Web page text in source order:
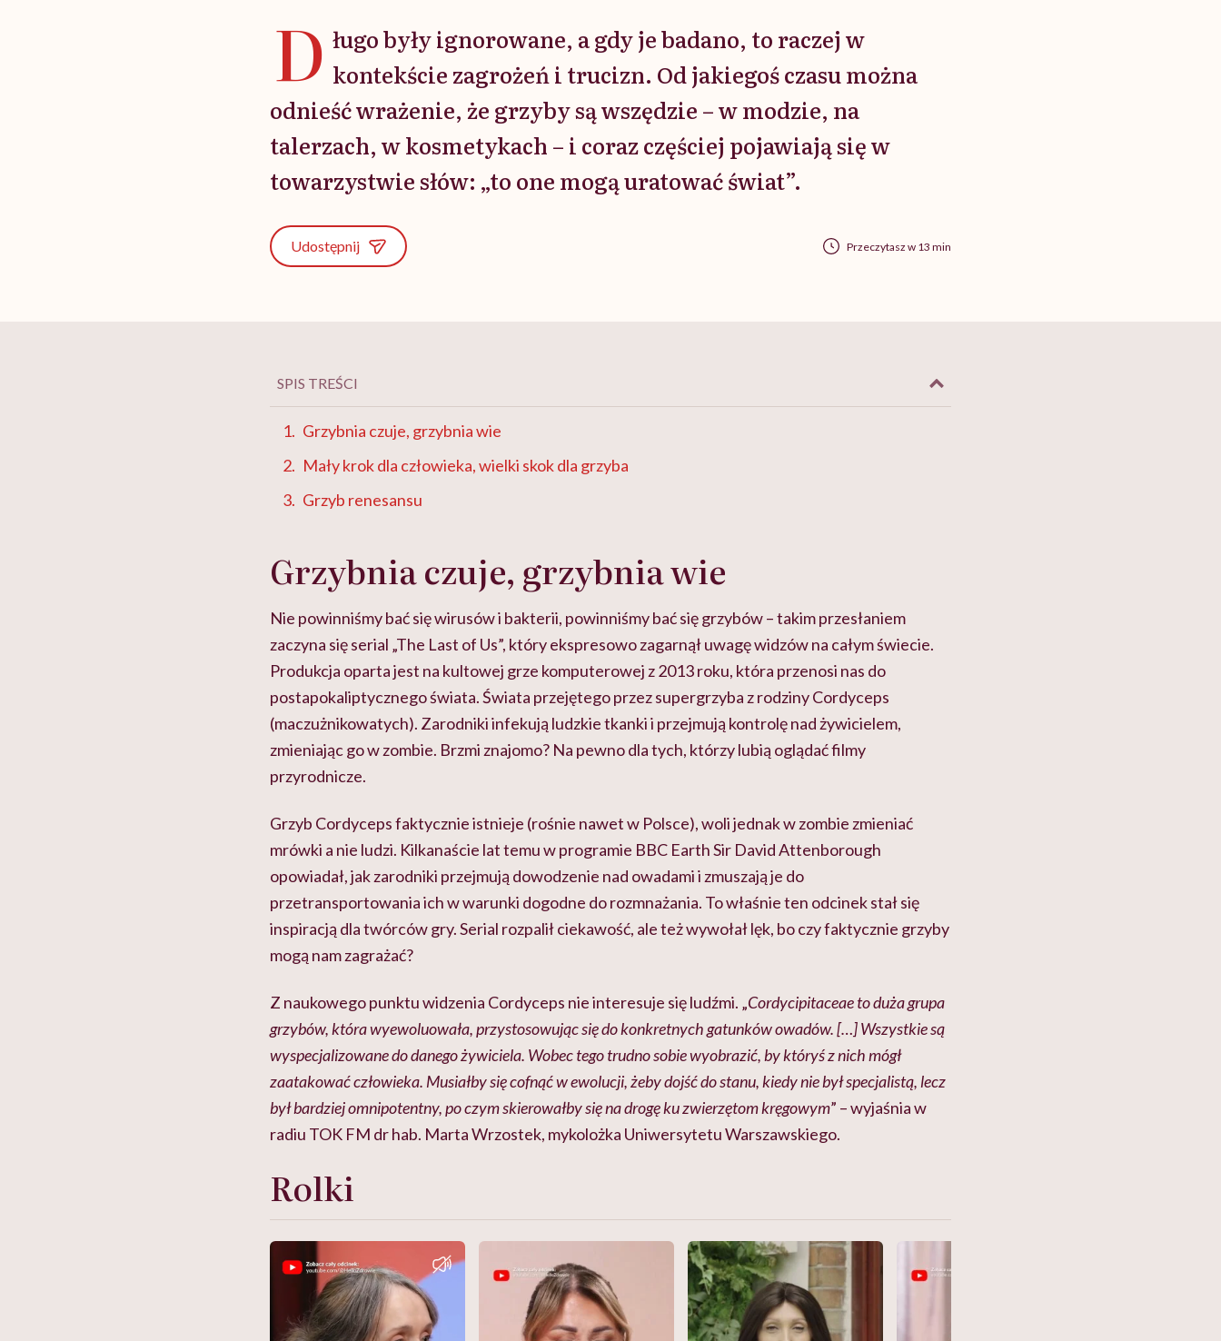
D ługo były ignorowane, a gdy je badano, to raczej w
kontekście zagrożeń i trucizn. Od jakiegoś czasu można
odnieść wrażenie, że grzyby są wszędzie – w modzie, na
talerzach, w kosmetykach – i coraz częściej pojawiają się w
towarzystwie słów: „to one mogą uratować świat”.
Udostępnij Przeczytasz w 13 min
SPIS TREŚCI
Grzybnia czuje, grzybnia wie
Mały krok dla człowieka, wielki skok dla grzyba
Grzyb renesansu
Grzybnia czuje, grzybnia wie
Nie powinniśmy bać się wirusów i bakterii, powinniśmy bać się grzybów – takim przesłaniem
zaczyna się serial „The Last of Us”, który ekspresowo zagarnął uwagę widzów na całym świecie.
Produkcja oparta jest na kultowej grze komputerowej z 2013 roku, która przenosi nas do
postapokaliptycznego świata. Świata przejętego przez supergrzyba z rodziny Cordyceps
(maczużnikowatych). Zarodniki infekują ludzkie tkanki i przejmują kontrolę nad żywicielem,
zmieniając go w zombie. Brzmi znajomo? Na pewno dla tych, którzy lubią oglądać filmy
przyrodnicze.
Grzyb Cordyceps faktycznie istnieje (rośnie nawet w Polsce), woli jednak w zombie zmieniać
mrówki a nie ludzi. Kilkanaście lat temu w programie BBC Earth Sir David Attenborough
opowiadał, jak zarodniki przejmują dowodzenie nad owadami i zmuszają je do
przetransportowania ich w warunki dogodne do rozmnażania. To właśnie ten odcinek stał się
inspiracją dla twórców gry. Serial rozpalił ciekawość, ale też wywołał lęk, bo czy faktycznie grzyby
mogą nam zagrażać?
Z naukowego punktu widzenia Cordyceps nie interesuje się ludźmi. „Cordycipitaceae to duża grupa
grzybów, która wyewoluowała, przystosowując się do konkretnych gatunków owadów. […] Wszystkie są
wyspecjalizowane do danego żywiciela. Wobec tego trudno sobie wyobrazić, by któryś z nich mógł
zaatakować człowieka. Musiałby się cofnąć w ewolucji, żeby dojść do stanu, kiedy nie był specjalistą, lecz
był bardziej omnipotentny, po czym skierowałby się na drogę ku zwierzętom kręgowym” – wyjaśnia w
radiu TOK FM dr hab. Marta Wrzostek, mykolożka Uniwersytetu Warszawskiego.
Rolki